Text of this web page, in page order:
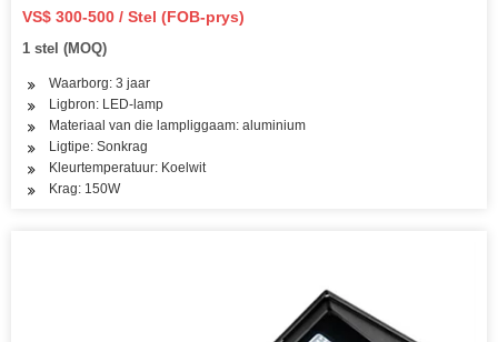
Driveway Plaza Park Road
VS$ 300-500 / Stel (FOB-prys)
1 stel (MOQ)
Waarborg: 3 jaar
Ligbron: LED-lamp
Materiaal van die lampliggaam: aluminium
Ligtipe: Sonkrag
Kleurtemperatuur: Koelwit
Krag: 150W